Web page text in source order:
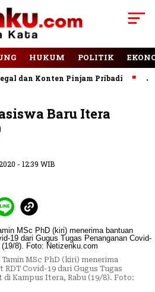
HUKUM POLITIK
Konten Pinjam Pribadi Jalan
Baru Itera
- 12:39 WIB
MSc PhD (kiri) menerima
RDT Covid-19 dari Gugus Tugas
di Kampus Itera, Rabu (19/8). Foto: